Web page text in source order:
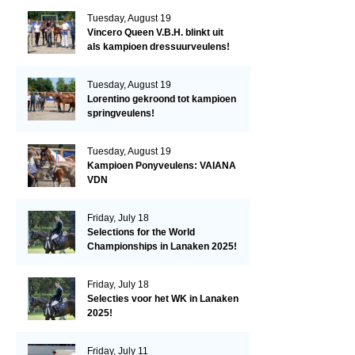
Tuesday, August 19
Vincero Queen V.B.H. blinkt uit
als kampioen dressuurveulens!
Tuesday, August 19
Lorentino gekroond tot kampioen
springveulens!
Tuesday, August 19
Kampioen Ponyveulens: VAIANA
VDN
Friday, July 18
Selections for the World
Championships in Lanaken 2025!
Friday, July 18
Selecties voor het WK in Lanaken
2025!
Friday, July 11